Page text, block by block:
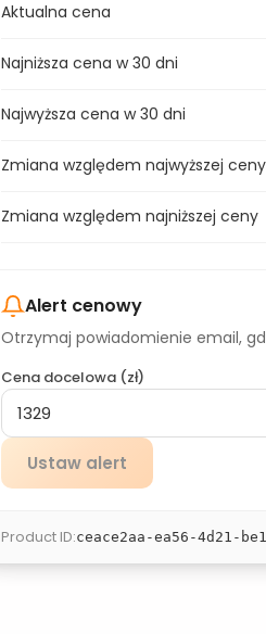
Aktualna cena
Najniższa cena w 30 dni
Najwyższa cena w 30 dni
Zmiana względem najwyższej ceny
Zmiana względem najniższej ceny
Alert cenowy
Otrzymaj powiadomienie email,
Cena docelowa (zł)
Ustaw alert
Product ID:ceace2aa-ea56-4d21-